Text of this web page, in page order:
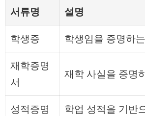
서류명 설명
학생증 학생임을 증명하
재학증명
서
재학 사실을 증명
성적증명
학업 성적을 기반